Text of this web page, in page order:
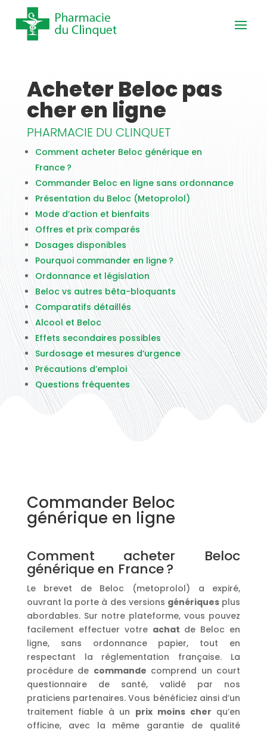
Acheter Beloc pas
cher en ligne
PHARMACIE DU CLINQUET
Comment acheter Beloc générique en
France ?
Commander Beloc en ligne sans ordonnance
Présentation du Beloc (Metoprolol)
Mode d’action et bienfaits
Offres et prix comparés
Dosages disponibles
Pourquoi commander en ligne ?
Ordonnance et législation
Beloc vs autres bêta-bloquants
Comparatifs détaillés
Alcool et Beloc
Effets secondaires possibles
Surdosage et mesures d’urgence
Précautions d’emploi
Questions fréquentes
Commander Beloc
générique en ligne
Comment acheter Beloc
générique en France ?
Le brevet de Beloc (metoprolol) a expiré,
ouvrant la porte à des versions génériques plus
abordables. Sur notre plateforme, vous pouvez
facilement effectuer votre achat de Beloc en
ligne, sans ordonnance papier, tout en
respectant la réglementation française. La
procédure de commande comprend un court
questionnaire de santé, validé par nos
praticiens partenaires. Vous bénéficiez ainsi d’un
traitement fiable à un prix moins cher qu’en
officine, avec la même garantie de qualité